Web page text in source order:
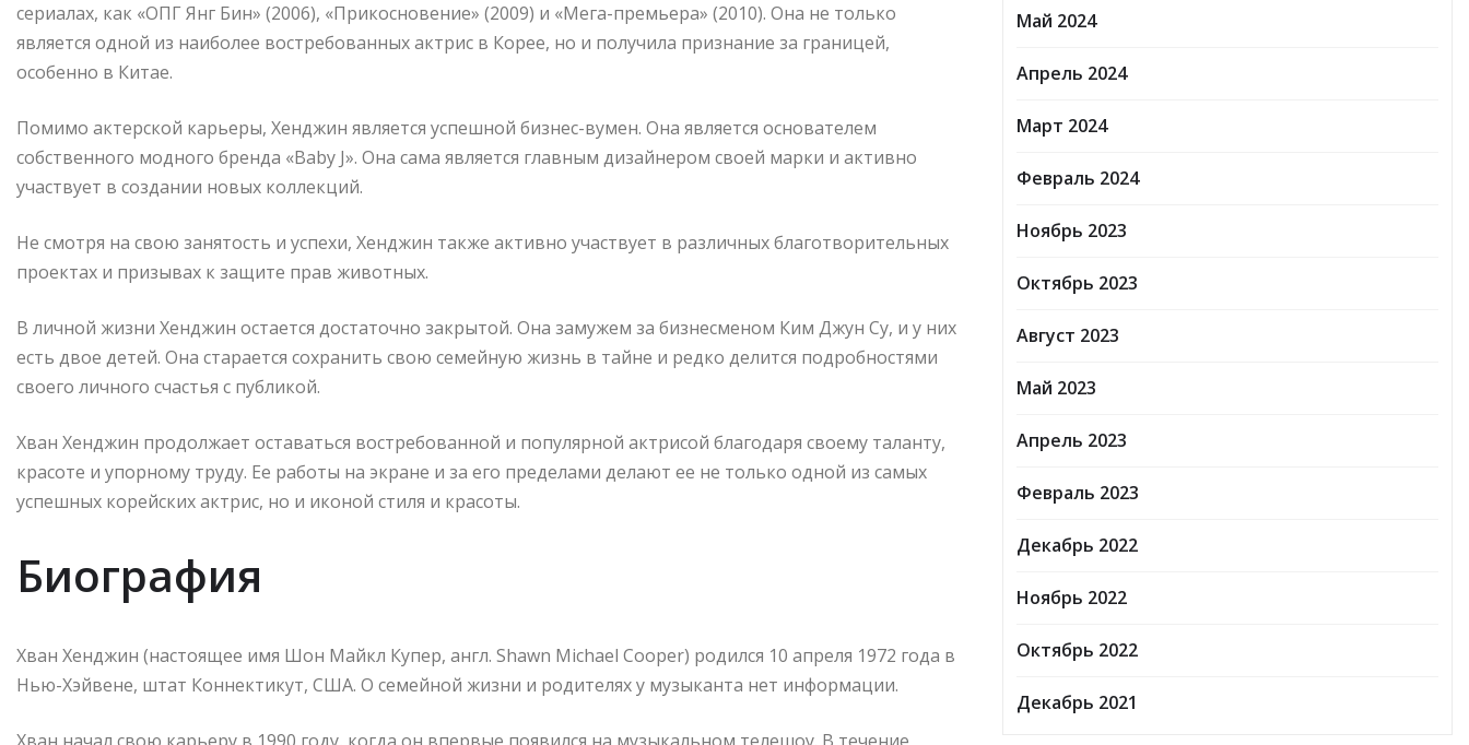
сериалах, как «ОПГ Янг Бин» (2006), «Прикосновение» (2009) и «Мега-премьера» (2010). Она не только
является одной из наиболее востребованных актрис в Корее, но и получила признание за границей,
особенно в Китае.
Помимо актерской карьеры, Хенджин является успешной бизнес-вумен. Она является основателем
собственного модного бренда «Baby J». Она сама является главным дизайнером своей марки и активно
участвует в создании новых коллекций.
Не смотря на свою занятость и успехи, Хенджин также активно участвует в различных благотворительных
проектах и призывах к защите прав животных.
В личной жизни Хенджин остается достаточно закрытой. Она замужем за бизнесменом Ким Джун Су, и у них
есть двое детей. Она старается сохранить свою семейную жизнь в тайне и редко делится подробностями
своего личного счастья с публикой.
Хван Хенджин продолжает оставаться востребованной и популярной актрисой благодаря своему таланту,
красоте и упорному труду. Ее работы на экране и за его пределами делают ее не только одной из самых
успешных корейских актрис, но и иконой стиля и красоты.
Биография
Хван Хенджин (настоящее имя Шон Майкл Купер, англ. Shawn Michael Cooper) родился 10 апреля 1972 года в
Нью-Хэйвене, штат Коннектикут, США. О семейной жизни и родителях у музыканта нет информации.
Май 2024
Апрель 2024
Март 2024
Февраль 2024
Ноябрь 2023
Октябрь 2023
Август 2023
Май 2023
Апрель 2023
Февраль 2023
Декабрь 2022
Ноябрь 2022
Октябрь 2022
Декабрь 2021